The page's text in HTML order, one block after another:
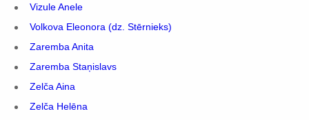
Vizule Anele
Volkova Eleonora (dz. Stērnieks)
Zaremba Anita
Zaremba Staņislavs
Zelča Aina
Zelča Helēna